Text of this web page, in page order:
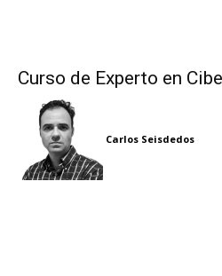
Curso de Experto en
Carlos Seisdedos